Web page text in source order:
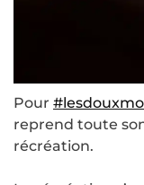
Pour
reprend toute
récréation.